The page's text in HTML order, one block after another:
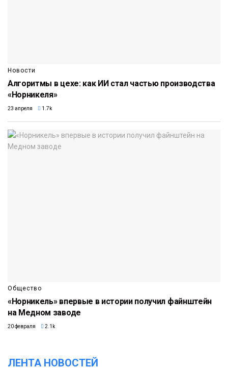
Новости
Алгоритмы в цехе: как ИИ стал частью производства
«Норникеля»
23 апреля 1.7k
Общество
«Норникель» впервые в истории получил файнштейн
на Медном заводе
20 февраля 2.1k
ЛЕНТА НОВОСТЕЙ